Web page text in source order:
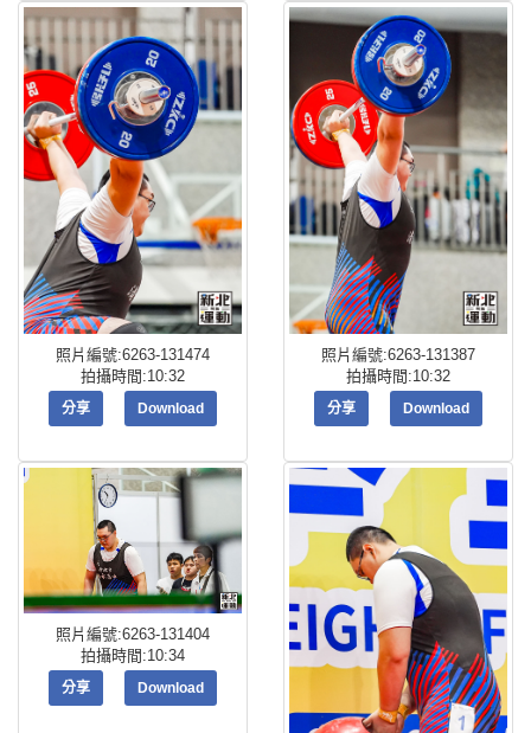
照片編號:6263-131474
拍攝時間:10:32
分享 Download
照片編號:6263-131387
拍攝時間:10:32
分享 Download
照片編號:6263-131404
拍攝時間:10:34
分享 Download